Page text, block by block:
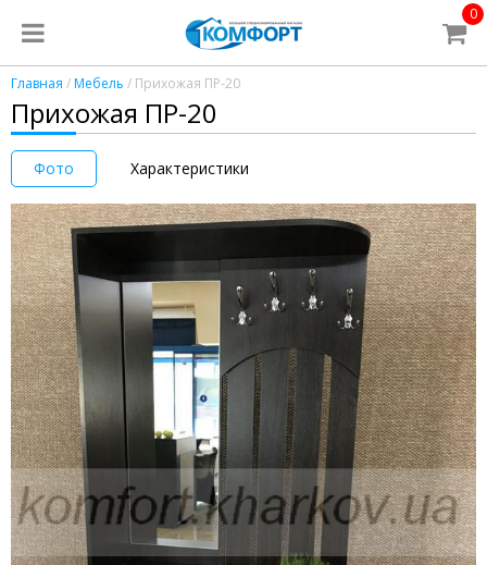
0
Главная /Мебель / Прихожая ПР-20
Прихожая ПР-20
Фото Характеристики